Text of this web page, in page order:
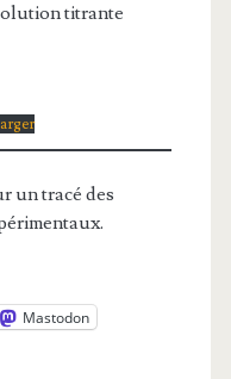
titrante
un tracé des
Mastodon